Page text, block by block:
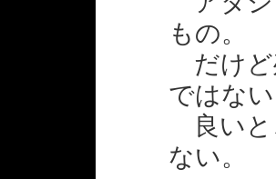
もの。
だけど
ではない
良いと
ない。